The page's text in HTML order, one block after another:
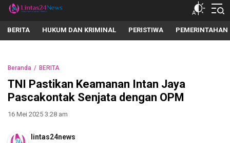
lintas24news.com
Menyingkap Setiap Realita
BERITA HUKUM DAN KRIMINAL PERISTIWA PEMERINTAHAN
Beranda BERITA
TNI Pastikan Keamanan Intan Jaya
Pascakontak Senjata dengan OPM
16 Mei 2025 3:28 am
lintas24news